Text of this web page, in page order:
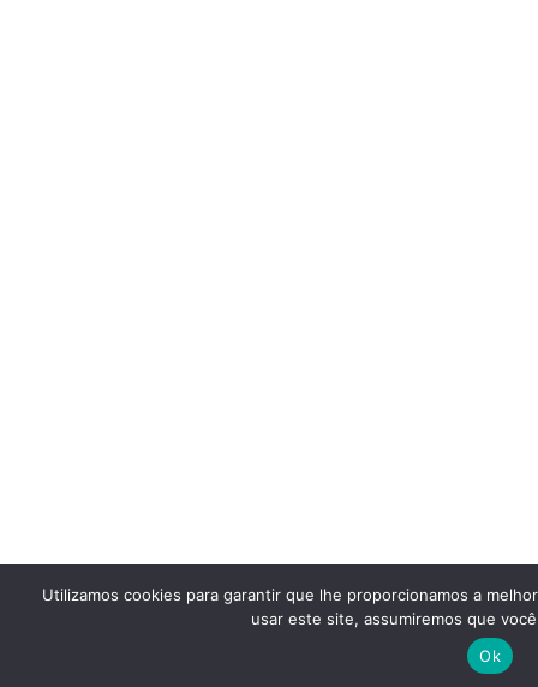
Utilizamos cookies para garantir que lhe proporcionamos a
usar este site, assumiremos que
Ok